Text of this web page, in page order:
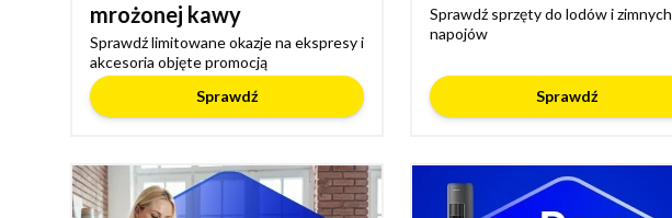
mrożonej kawy
Sprawdź limitowane okazje na ekspresy i
akcesoria objęte promocją
Sprawdź
Sprawdź sprzęty do lodów i zimnych
napojów
Sprawdź